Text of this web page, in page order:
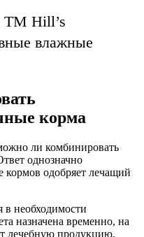
ТМ Hill’s
влажные
корма
ли комбинировать
однозначно
одобряет лечащий
в необходимости
назначена временно, на
лечебную продукцию,